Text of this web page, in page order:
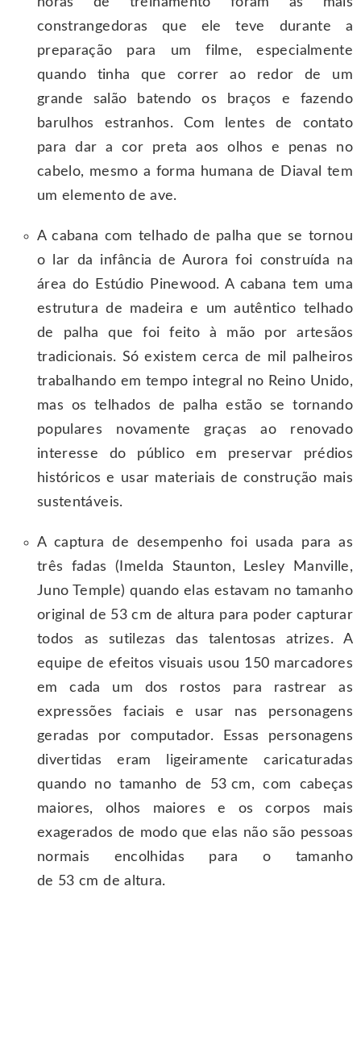
constrangedoras que ele teve durante a
preparação para um filme, especialmente
quando tinha que correr ao redor de um
grande salão batendo os braços e fazendo
barulhos estranhos. Com lentes de contato
para dar a cor preta aos olhos e penas no
cabelo, mesmo a forma humana de Diaval tem
um elemento de ave.
A cabana com telhado de palha que se tornou
o lar da infância de Aurora foi construída na
área do Estúdio Pinewood. A cabana tem uma
estrutura de madeira e um autêntico telhado
de palha que foi feito à mão por artesãos
tradicionais. Só existem cerca de mil palheiros
trabalhando em tempo integral no Reino Unido,
mas os telhados de palha estão se tornando
populares novamente graças ao renovado
interesse do público em preservar prédios
históricos e usar materiais de construção mais
sustentáveis.
A captura de desempenho foi usada para as
três fadas (Imelda Staunton, Lesley Manville,
Juno Temple) quando elas estavam no tamanho
original de 53 cm de altura para poder capturar
todos as sutilezas das talentosas atrizes. A
equipe de efeitos visuais usou 150 marcadores
em cada um dos rostos para rastrear as
expressões faciais e usar nas personagens
geradas por computador. Essas personagens
divertidas eram ligeiramente caricaturadas
quando no tamanho de 53 cm, com cabeças
maiores, olhos maiores e os corpos mais
exagerados de modo que elas não são pessoas
normais encolhidas para o tamanho
de 53 cm de altura.